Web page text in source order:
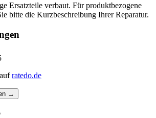
Ersatzteile verbaut. Für produktbezogene
bitte die Kurzbeschreibung Ihrer Reparatur.
ratedo.de
→